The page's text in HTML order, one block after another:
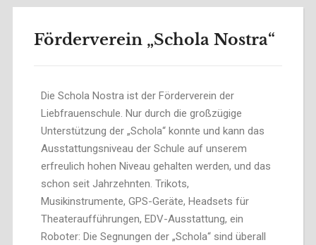
Förderverein „Schola Nostra“
Die Schola Nostra ist der Förderverein der
Liebfrauenschule. Nur durch die großzügige
Unterstützung der „Schola“ konnte und kann das
Ausstattungsniveau der Schule auf unserem
erfreulich hohen Niveau gehalten werden, und das
schon seit Jahrzehnten. Trikots,
Musikinstrumente, GPS-Geräte, Headsets für
Theateraufführungen, EDV-Ausstattung, ein
Roboter: Die Segnungen der „Schola“ sind überall